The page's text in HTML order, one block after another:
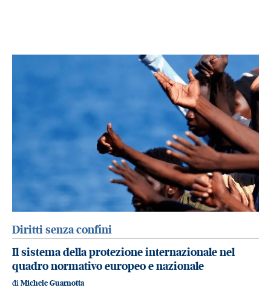
Diritti senza confini
Il sistema della protezione internazionale nel
quadro normativo europeo e nazionale
di Michele Guarnotta